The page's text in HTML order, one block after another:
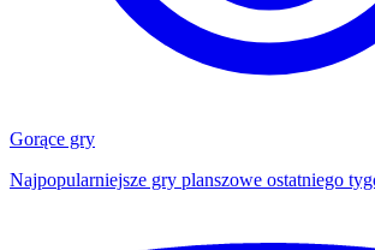
Gorące gry
Najpopularniejsze gry planszowe ostatniego